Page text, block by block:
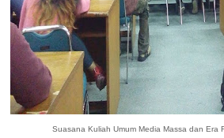
Suasana Kuliah Umum Media Massa dan Era